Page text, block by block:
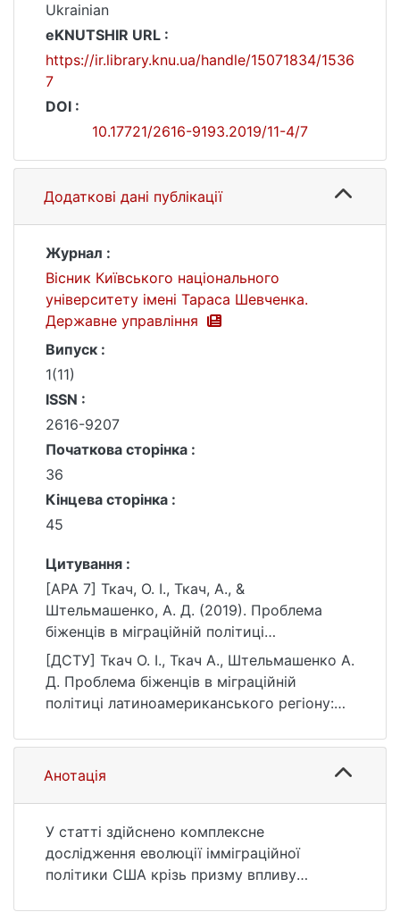
Ukrainian
eKNUTSHIR URL :
https://ir.library.knu.ua/handle/15071834/1536
7
DOI :
10.17721/2616-9193.2019/11-4/7
Додаткові дані публікації
Журнал :
Вісник Київського національного
університету імені Тараса Шевченка.
Державне управління
Випуск :
1(11)
ISSN :
2616-9207
Початкова сторінка :
36
Кінцева сторінка :
45
Цитування :
[APA 7] Ткач, О. І., Ткач, А., &
Штельмашенко, А. Д. (2019). Проблема
біженців в міграційній політиці
латиноамериканського регіону: політико-
географічний аналіз. Вісник Київського
національного університету імені Тараса
Шевченка. Державне управління, (1(11)),
36–45. https://doi.org/10.17721/2616-
[ДСТУ] Ткач О. І., Ткач А., Штельмашенко А.
Д. Проблема біженців в міграційній
політиці латиноамериканського регіону:
Київського національного університету
імені Тараса Шевченка. Державне
управління. 2019. № 1(11). С. 36—45. DOI:
звернення: 25.07.2026).
Анотація
У статті здійснено комплексне
дослідження еволюції імміграційної
політики США крізь призму впливу